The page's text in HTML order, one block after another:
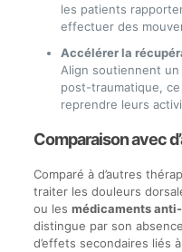
les patients
effectuer des
Accélérer la
Align soutiennent
post-traumatique,
reprendre leurs
Comparaison avec
Comparé à d’autres
traiter les douleurs
ou les médicaments
distingue par son
d’effets secondaires liés